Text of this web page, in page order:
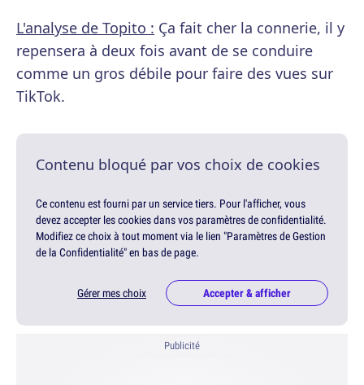
L'analyse de Topito : Ça fait cher la connerie, il y
repensera à deux fois avant de se conduire
comme un gros débile pour faire des vues sur
TikTok.
Contenu bloqué par vos choix de cookies
Ce contenu est fourni par un service tiers. Pour l'afficher, vous
devez accepter les cookies dans vos paramètres de confidentialité.
Modifiez ce choix à tout moment via le lien "Paramètres de Gestion
de la Confidentialité" en bas de page.
Gérer mes choix Accepter & afficher
Publicité